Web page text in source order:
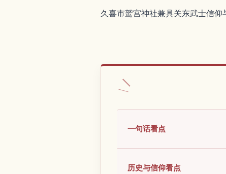
久喜市鹫宫神社兼具关东武士信仰
一句话看点
历史与信仰看点